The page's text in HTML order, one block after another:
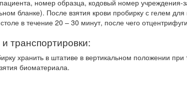
номер образца, кодовый номер учреждения-
бланке). После взятия крови пробирку с гелем
в течение 20 – 30 минут, после чего
транспортировки:
хранить в штативе в вертикальном положении
биоматериала.